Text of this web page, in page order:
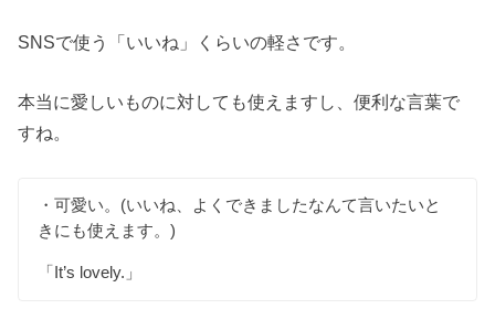
SNSで使う「いいね」くらいの軽さです。
本当に愛しいものに対しても使えますし、便利な言葉で
すね。
・可愛い。(いいね、よくできましたなんて言いたいと
きにも使えます。)
「It’s lovely.」